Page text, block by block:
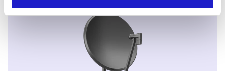
Apple TV aplikace Set-top boxy Arris